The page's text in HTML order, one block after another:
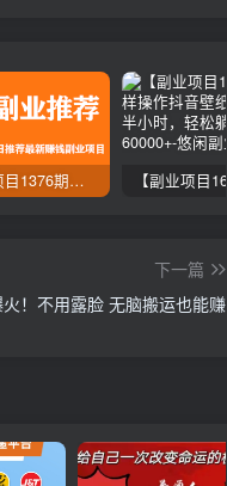
【副业项目1376期】龟课最新闲鱼项目玩法实战教程_全新升级月收益几千到几万
下一篇
！不用露脸 无脑搬运也能赚